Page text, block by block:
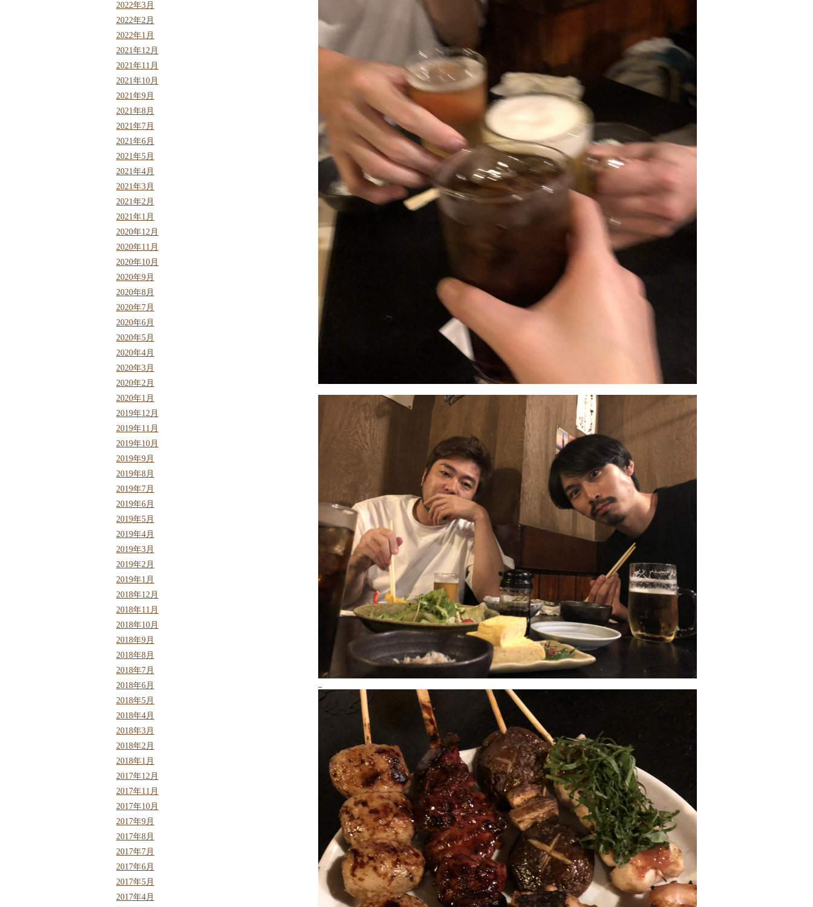
2022年3月
2022年2月
2022年1月
2021年12月
2021年11月
2021年10月
2021年9月
2021年8月
2021年7月
2021年6月
2021年5月
2021年4月
2021年3月
2021年2月
2021年1月
2020年12月
2020年11月
2020年10月
2020年9月
2020年8月
2020年7月
2020年6月
2020年5月
2020年4月
2020年3月
2020年2月
2020年1月
2019年12月
2019年11月
2019年10月
2019年9月
2019年8月
2019年7月
2019年6月
2019年5月
2019年4月
2019年3月
2019年2月
2019年1月
2018年12月
2018年11月
2018年10月
2018年9月
2018年8月
2018年7月
2018年6月
2018年5月
2018年4月
2018年3月
2018年2月
2018年1月
2017年12月
2017年11月
2017年10月
2017年9月
2017年8月
2017年7月
2017年6月
2017年5月
2017年4月